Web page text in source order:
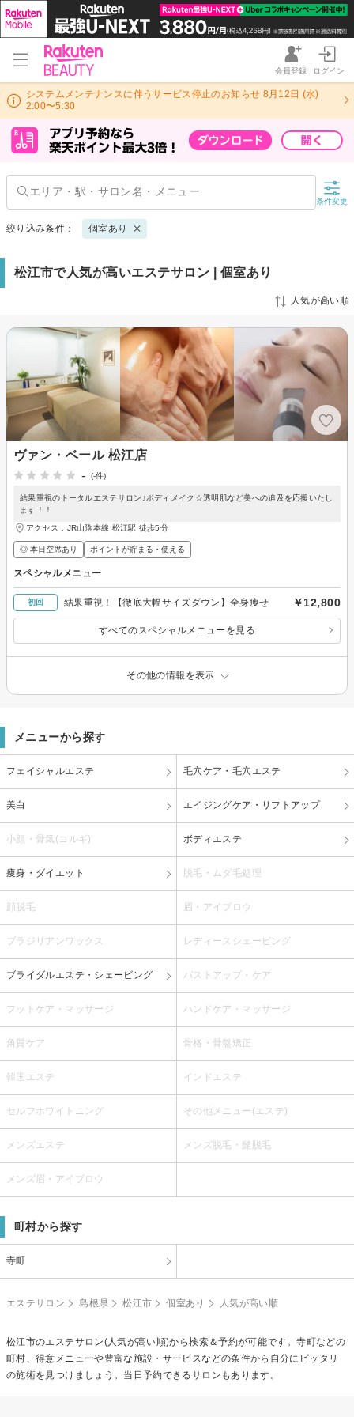
会員登録 ログイン
システムメンテナンスに伴うサービス停止のお知らせ 8月12日 (水)
2:00〜5:30
条件変更
絞り込み条件： 個室あり
松江市で人気が高いエステサロン | 個室あり
人気が高い順
ヴァン・ベール 松江店
-
(-件)
結果重視のトータルエステサロン♪ボディメイク☆透明肌など美への追及を応援いたし
ます！！
アクセス：JR山陰本線 松江駅 徒歩5分
◎ 本日空席あり ポイントが貯まる・使える
スペシャルメニュー
初回 結果重視！【徹底大幅サイズダウン】全身痩せ ￥12,800
すべてのスペシャルメニューを見る
その他の情報を表示
メニューから探す
フェイシャルエステ 毛穴ケア・毛穴エステ
美白 エイジングケア・リフトアップ
小顔・骨気(コルギ) ボディエステ
痩身・ダイエット 脱毛・ムダ毛処理
顔脱毛 眉・アイブロウ
ブラジリアンワックス レディースシェービング
ブライダルエステ・シェービング バストアップ・ケア
フットケア・マッサージ ハンドケア・マッサージ
角質ケア 骨格・骨盤矯正
韓国エステ インドエステ
セルフホワイトニング その他メニュー(エステ)
メンズエステ メンズ脱毛・髭脱毛
メンズ眉・アイブロウ
町村から探す
寺町
エステサロン 島根県 松江市 個室あり 人気が高い順
松江市のエステサロン(人気が高い順)から検索＆予約が可能です。寺町などの
町村、得意メニューや豊富な施設・サービスなどの条件から自分にピッタリ
の施術を見つけましょう。当日予約できるサロンもあります。